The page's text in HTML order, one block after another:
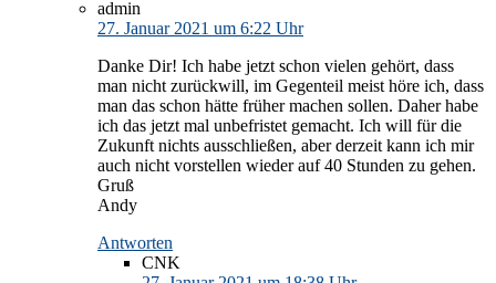
admin
27. Januar 2021 um 6:22 Uhr
Danke Dir! Ich habe jetzt schon vielen gehört, dass
man nicht zurückwill, im Gegenteil meist höre ich, dass
man das schon hätte früher machen sollen. Daher habe
ich das jetzt mal unbefristet gemacht. Ich will für die
Zukunft nichts ausschließen, aber derzeit kann ich mir
auch nicht vorstellen wieder auf 40 Stunden zu gehen.
Gruß
Andy
Antworten
CNK